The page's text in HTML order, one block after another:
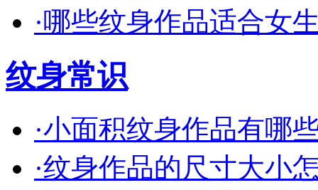
·哪些纹身作品适合女
纹身常识
·小面积纹身作品有哪
·纹身作品的尺寸大小